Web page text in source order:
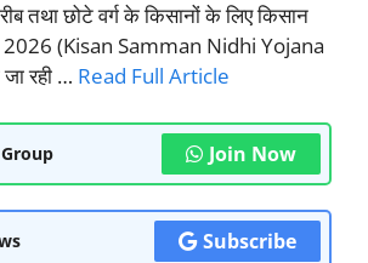
तथा छोटे वर्ग के किसानों के लिए किसान
2026 (Kisan Samman Nidhi Yojana
रही … Read Full Article
Join Now
Subscribe